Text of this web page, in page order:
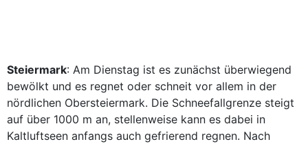
Steiermark: Am Dienstag ist es zunächst überwiegend
bewölkt und es regnet oder schneit vor allem in der
nördlichen Obersteiermark. Die Schneefallgrenze steigt
auf über 1000 m an, stellenweise kann es dabei in
Kaltluftseen anfangs auch gefrierend regnen. Nach